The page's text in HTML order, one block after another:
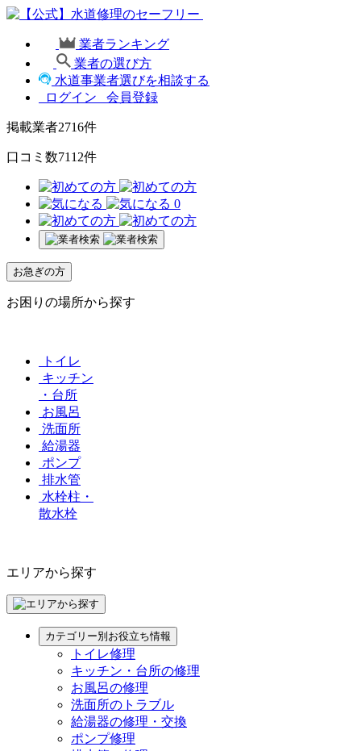
業者ランキング
業者の選び方
水道事業者選びを相談する
ログイン
会員登録
掲載業者2716件
口コミ数7112件
0
お急ぎの方
お困りの場所から探す
トイレ
キッチン
・台所
お風呂
洗面所
給湯器
ポンプ
排水管
水栓柱・
散水栓
エリアから探す
カテゴリー別お役立ち情報
トイレ修理
キッチン・台所の修理
お風呂の修理
洗面所のトラブル
給湯器の修理・交換
ポンプ修理